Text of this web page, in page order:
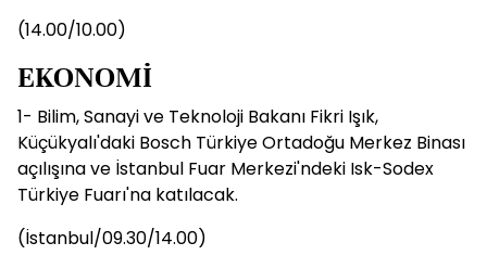
(14.00/10.00)
EKONOMİ
1- Bilim, Sanayi ve Teknoloji Bakanı Fikri Işık,
Küçükyalı'daki Bosch Türkiye Ortadoğu Merkez Binası
açılışına ve İstanbul Fuar Merkezi'ndeki Isk-Sodex
Türkiye Fuarı'na katılacak.
(İstanbul/09.30/14.00)